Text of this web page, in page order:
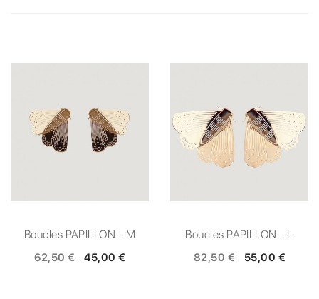
Boucles PAPILLON - M
62,50 € 45,00 €
Boucles PAPILLON - L
82,50 € 55,00 €